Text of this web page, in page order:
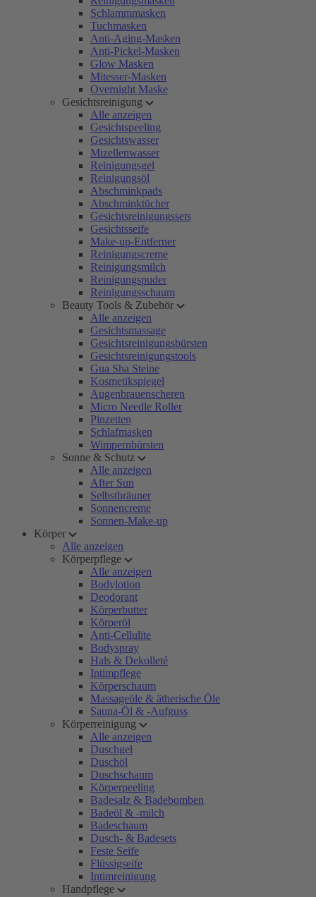
Schlammmasken
Tuchmasken
Anti-Aging-Masken
Anti-Pickel-Masken
Glow Masken
Mitesser-Masken
Overnight Maske
Gesichtsreinigung
Alle anzeigen
Gesichtspeeling
Gesichtswasser
Mizellenwasser
Reinigungsgel
Reinigungsöl
Abschminkpads
Abschminktücher
Gesichtsreinigungssets
Gesichtsseife
Make-up-Entferner
Reinigungscreme
Reinigungsmilch
Reinigungspuder
Reinigungsschaum
Beauty Tools & Zubehör
Alle anzeigen
Gesichtsmassage
Gesichtsreinigungsbürsten
Gesichtsreinigungstools
Gua Sha Steine
Kosmetikspiegel
Augenbrauenscheren
Micro Needle Roller
Pinzetten
Schlafmasken
Wimpernbürsten
Sonne & Schutz
Alle anzeigen
After Sun
Selbstbräuner
Sonnencreme
Sonnen-Make-up
Körper
Alle anzeigen
Körperpflege
Alle anzeigen
Bodylotion
Deodorant
Körperbutter
Körperöl
Anti-Cellulite
Bodyspray
Hals & Dekolleté
Intimpflege
Körperschaum
Massageöle & ätherische Öle
Sauna-Öl & -Aufguss
Körperreinigung
Alle anzeigen
Duschgel
Duschöl
Duschschaum
Körperpeeling
Badesalz & Badebomben
Badeöl & -milch
Badeschaum
Dusch- & Badesets
Feste Seife
Flüssigseife
Intimreinigung
Handpflege